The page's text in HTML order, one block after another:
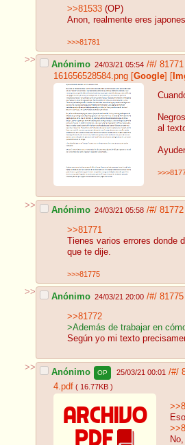
>>81533 (OP)
Anon, realmente eres
>>>81781
>> Anónimo 24/03/21 05:54 /#/ 81771
161656528584.png [Google] [
al
>> Anónimo 24/03/21 05:58 /#/ 81772
>>81771
Tienes varios errores
que te dije.
>>>81775
>> Anónimo 24/03/21 20:00 /#/ 81775
>>81772
>Además de trabajar en
Según yo mi texto
>> Anónimo OP 25/03/21 00:01 /#/
4.pdf ( 16.77KB )